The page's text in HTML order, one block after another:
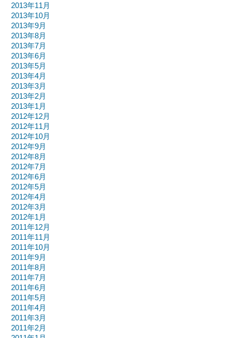
2013年11月
2013年10月
2013年9月
2013年8月
2013年7月
2013年6月
2013年5月
2013年4月
2013年3月
2013年2月
2013年1月
2012年12月
2012年11月
2012年10月
2012年9月
2012年8月
2012年7月
2012年6月
2012年5月
2012年4月
2012年3月
2012年1月
2011年12月
2011年11月
2011年10月
2011年9月
2011年8月
2011年7月
2011年6月
2011年5月
2011年4月
2011年3月
2011年2月